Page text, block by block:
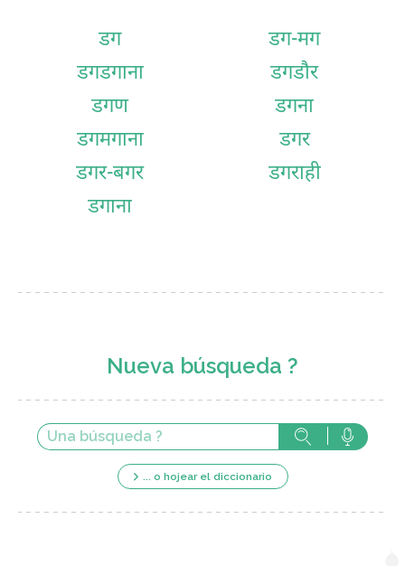
डग
डग-मग
डगडगाना
डगडौर
डगण
डगना
डगमगाना
डगर
डगर-बगर
डगराही
डगाना
Nueva búsqueda ?
... o hojear el diccionario